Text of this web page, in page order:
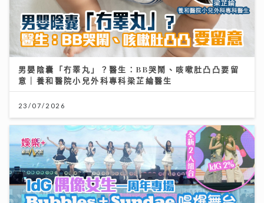
男嬰陰囊「冇睪丸」？醫生：BB哭鬧、咳嗽肚凸凸要留
意｜養和醫院小兒外科專科梁芷綸醫生
23/07/2026